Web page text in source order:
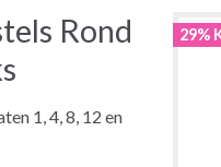
Rond
1, 4, 8, 12 en
29%